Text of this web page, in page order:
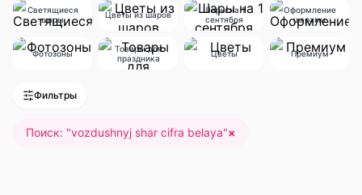
Светящиеся
шары
Цветы из шаров
Шары на 1
сентября
Оформление
шарами
Фотозоны
Товары для
праздника
Цветы Премиум
Фильтры
Поиск: "vozdushnyj shar cifra belaya"×